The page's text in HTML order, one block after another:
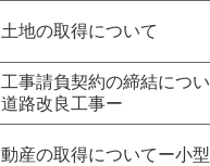
土地の取得について
工事請負契約の締結につ
道路改良工事ー
動産の取得についてー小